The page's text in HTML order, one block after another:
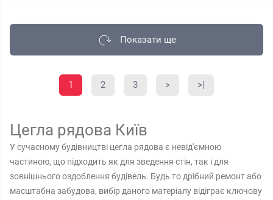
Показати ще
1 2 3 > >|
Цегла рядова Київ
У сучасному будівництві цегла рядова є невід'ємною
частиною, що підходить як для зведення стін, так і для
зовнішнього оздоблення будівель. Будь то дрібний ремонт або
масштабна забудова, вибір даного матеріалу відіграє ключову